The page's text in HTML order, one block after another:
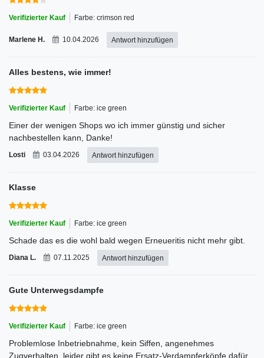
Verifizierter Kauf Farbe: crimson red
Marlene H. 10.04.2026 Antwort hinzufügen
Alles bestens, wie immer!
Verifizierter Kauf Farbe: ice green
Einer der wenigen Shops wo ich immer günstig und sicher
nachbestellen kann, Danke!
Losti 03.04.2026 Antwort hinzufügen
Klasse
Verifizierter Kauf Farbe: ice green
Schade das es die wohl bald wegen Erneueritis nicht mehr gibt.
Diana L. 07.11.2025 Antwort hinzufügen
Gute Unterwegsdampfe
Verifizierter Kauf Farbe: ice green
Problemlose Inbetriebnahme, kein Siffen, angenehmes
Zugverhalten, leider gibt es keine Ersatz-Verdampferköpfe dafür